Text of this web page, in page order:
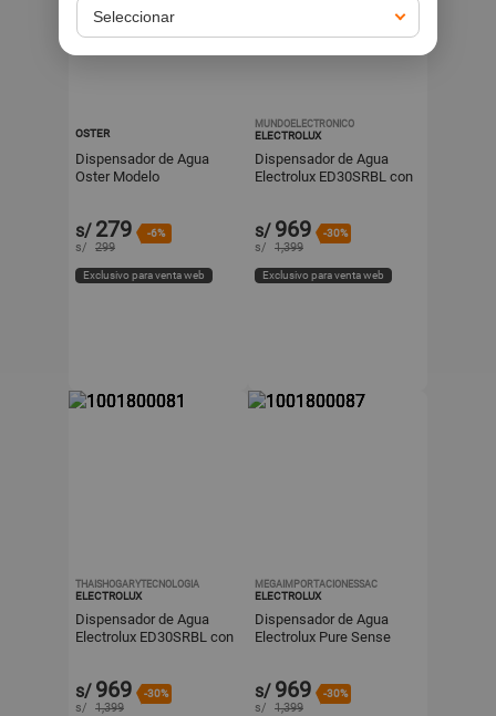
OSTER
Dispensador de Agua
Oster Modelo
s/ 279 -6%
s/ 299
Exclusivo para venta web
MUNDOELECTRONICO
ELECTROLUX
Dispensador de Agua
Electrolux ED30SRBL con
s/ 969 -30%
s/ 1,399
Exclusivo para venta web
THAISHOGARYTECNOLOGIA
ELECTROLUX
Dispensador de Agua
Electrolux ED30SRBL con
s/ 969 -30%
s/ 1,399
MEGAIMPORTACIONESSAC
ELECTROLUX
Dispensador de Agua
Electrolux Pure Sense
s/ 969 -30%
s/ 1,399